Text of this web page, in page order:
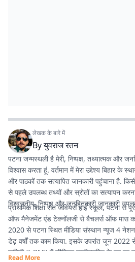
लेखक के बारे में
Byयुवराज रतन
पटना जन्मस्थली है मेरी, निष्पक्ष, तथ्यात्मक और
विश्वास करता हूं. वर्तमान में मेरा उद्देश्य बिहार के
और पाठकों तक सत्यापित जानकारी पहुंचाना है.
से पहले उपलब्ध तथ्यों और स्रोतों का सत्यापन करना
विश्वसनीय, निष्पक्ष और जनहितकारी जानकारी
प्राथमिक शिक्षा संत जेवियर्स हाई स्कूल, पटना से
ऑफ मैनेजमेंट एंड टेक्नॉलजी से बैचलर्स ऑफ मास
2020 से पटना स्थित मीडिया संस्थान न्यूज 4
डेढ़ वर्षों तक काम किया. इसके उपरांत जून 2022
कमिटी (I-PAC) में सीनियर एग्जीक्यूटिव के पद
Read More